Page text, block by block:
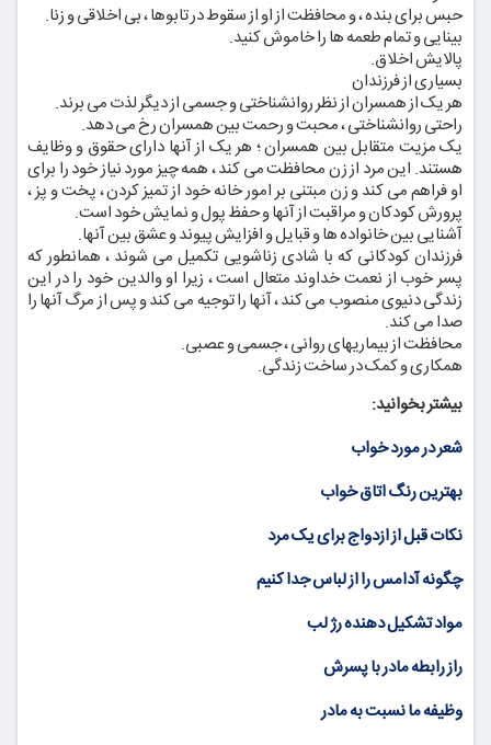
حبس برای بنده ، و محافظت از او از سقوط در تابوها ، بی اخلاقی و زنا.
بینایی و تمام طعمه ها را خاموش کنید.
پالایش اخلاق.
بسیاری از فرزندان
هر یک از همسران از نظر روانشناختی و جسمی از دیگر لذت می برند.
راحتی روانشناختی ، محبت و رحمت بین همسران رخ می دهد.
یک مزیت متقابل بین همسران ؛ هر یک از آنها دارای حقوق و وظایف
هستند. این مرد از زن محافظت می کند ، همه چیز مورد نیاز خود را برای
او فراهم می کند و زن مبتنی بر امور خانه خود از تمیز کردن ، پخت و پز ،
پرورش کودکان و مراقبت از آنها و حفظ پول و نمایش خود است.
آشنایی بین خانواده ها و قبایل و افزایش پیوند و عشق بین آنها.
فرزندان کودکانی که با شادی زناشویی تکمیل می شوند ، همانطور که
پسر خوب از نعمت خداوند متعال است ، زیرا او والدین خود را در این
زندگی دنیوی منصوب می کند ، آنها را توجیه می کند و پس از مرگ آنها را
صدا می کند.
محافظت از بیماریهای روانی ، جسمی و عصبی.
همکاری و کمک در ساخت زندگی.
بیشتر بخوانید:
شعر در مورد خواب
بهترین رنگ اتاق خواب
نکات قبل از ازدواج برای یک مرد
چگونه آدامس را از لباس جدا کنیم
مواد تشکیل دهنده رژ لب
راز رابطه مادر با پسرش
وظیفه ما نسبت به مادر